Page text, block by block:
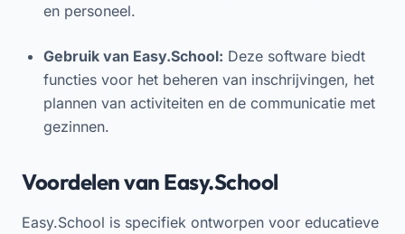
en personeel.
Gebruik van Easy.School: Deze software biedt
functies voor het beheren van inschrijvingen, het
plannen van activiteiten en de communicatie met
gezinnen.
Voordelen van Easy.School
Easy.School is specifiek ontworpen voor educatieve